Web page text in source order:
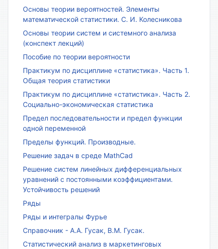
Основы теории вероятностей. Элементы
математической статистики. С. И. Колесникова
Основы теории систем и системного анализа
(конспект лекций)
Пособие по теории вероятности
Практикум по дисциплине «статистика». Часть 1.
Общая теория статистики
Практикум по дисциплине «статистика». Часть 2.
Социально-экономическая статистика
Предел последовательности и предел функции
одной переменной
Пределы функций. Производные.
Решение задач в среде MathCad
Решение систем линейных дифференциальных
уравнений с постоянными коэффициентами.
Устойчивость решений
Ряды
Ряды и интегралы Фурье
Справочник - А.А. Гусак, В.М. Гусак.
Статистический анализ в маркетинговых